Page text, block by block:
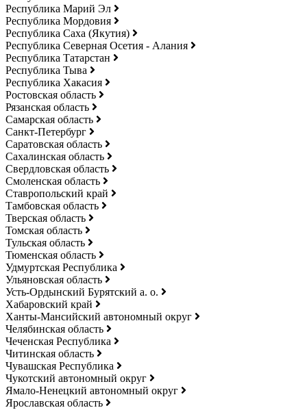
Республика Марий Эл
Республика Мордовия
Республика Саха (Якутия)
Республика Северная Осетия - Алания
Республика Татарстан
Республика Тыва
Республика Хакасия
Ростовская область
Рязанская область
Самарская область
Санкт-Петербург
Саратовская область
Сахалинская область
Свердловская область
Смоленская область
Ставропольский край
Тамбовская область
Тверская область
Томская область
Тульская область
Тюменская область
Удмуртская Республика
Ульяновская область
Усть-Ордынский Бурятский а. о.
Хабаровский край
Ханты-Мансийский автономный округ
Челябинская область
Чеченская Республика
Читинская область
Чувашская Республика
Чукотский автономный округ
Ямало-Ненецкий автономный округ
Ярославская область